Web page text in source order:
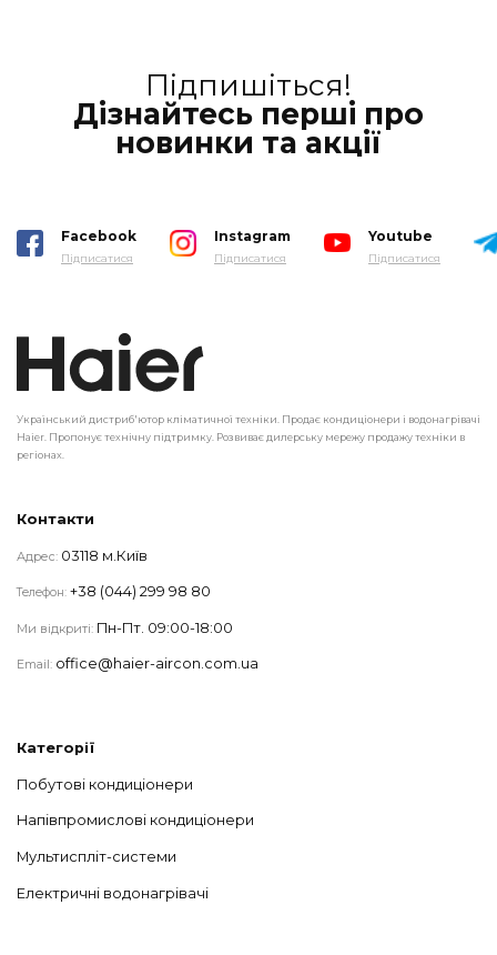
Підпишіться!
Дізнайтесь перші про
новинки та акції
Facebook
Підписатися
Instagram
Підписатися
Youtube
Підписатися
Український дистриб'ютор кліматичної техніки. Продає кондиціонери і водонагрівачі
Haier. Пропонує технічну підтримку. Розвиває дилерську мережу продажу техніки в
регіонах.
Категорії
Побутові кондиціонери
Напівпромислові кондиціонери
Мультиспліт-системи
Електричні водонагрівачі
Контакти
Адрес: 03118 м.Київ
Телефон: +38 (044) 299 98 80
Ми відкриті: Пн-Пт. 09:00-18:00
Email: office@haier-aircon.com.ua